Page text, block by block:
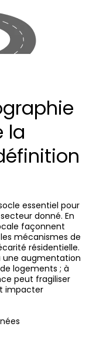
la
essentiel pour
donné. En
façonnent
mécanismes de
résidentielle.
une augmentation
logements ; à
peut fragiliser
impacter